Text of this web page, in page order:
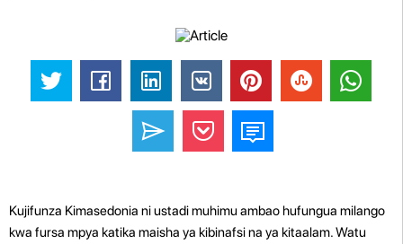
Kujifunza Kimasedonia ni ustadi muhimu ambao hufungua milango
kwa fursa mpya katika maisha ya kibinafsi na ya kitaalam. Watu